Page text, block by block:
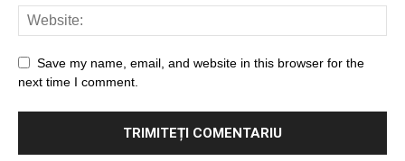
Save my name, email, and website in this browser for the
next time I comment.